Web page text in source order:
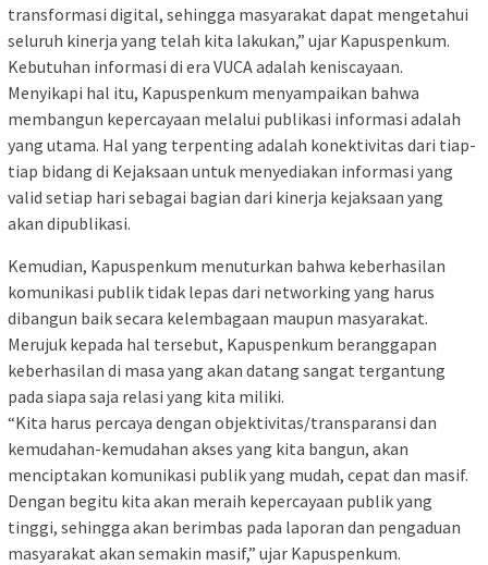
transformasi digital, sehingga masyarakat dapat mengetahui
seluruh kinerja yang telah kita lakukan,” ujar Kapuspenkum.
Kebutuhan informasi di era VUCA adalah keniscayaan.
Menyikapi hal itu, Kapuspenkum menyampaikan bahwa
membangun kepercayaan melalui publikasi informasi adalah
yang utama. Hal yang terpenting adalah konektivitas dari tiap-
tiap bidang di Kejaksaan untuk menyediakan informasi yang
valid setiap hari sebagai bagian dari kinerja kejaksaan yang
akan dipublikasi.
Kemudian, Kapuspenkum menuturkan bahwa keberhasilan
komunikasi publik tidak lepas dari networking yang harus
dibangun baik secara kelembagaan maupun masyarakat.
Merujuk kepada hal tersebut, Kapuspenkum beranggapan
keberhasilan di masa yang akan datang sangat tergantung
pada siapa saja relasi yang kita miliki.
“Kita harus percaya dengan objektivitas/transparansi dan
kemudahan-kemudahan akses yang kita bangun, akan
menciptakan komunikasi publik yang mudah, cepat dan masif.
Dengan begitu kita akan meraih kepercayaan publik yang
tinggi, sehingga akan berimbas pada laporan dan pengaduan
masyarakat akan semakin masif,” ujar Kapuspenkum.